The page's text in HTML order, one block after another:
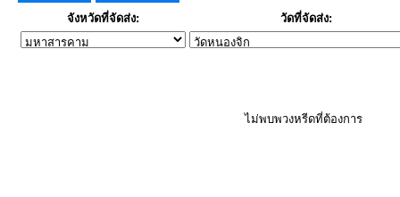
จังหวัดที่จัดส่ง: วัดที่จัดส่ง:
ไม่พบพวงหรีดที่ต้องการ